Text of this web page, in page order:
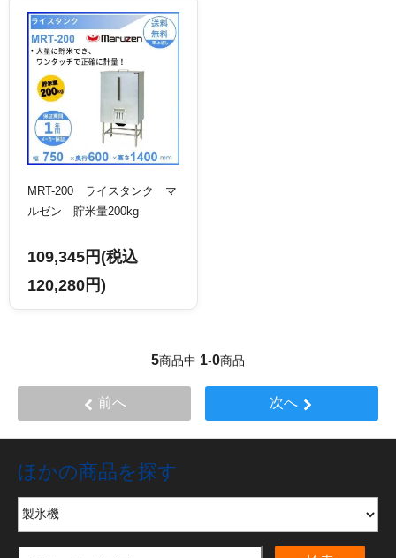
MRT-200 ライスタンク マ
ルゼン 貯米量200kg
109,345円(税込
120,280円)
5商品中 1-0商品
前へ 次へ
ほかの商品を探す